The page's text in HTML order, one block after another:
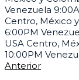
Venezuela
Centro, México
6:00PM
USA Centro,
10:00PM
Anterior